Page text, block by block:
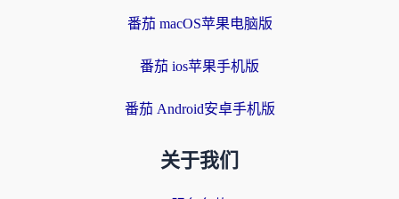
番茄 macOS苹果电脑版
番茄 ios苹果手机版
番茄 Android安卓手机版
关于我们